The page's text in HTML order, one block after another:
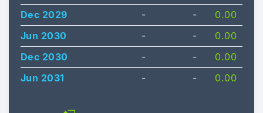
Dec 2029
- -
0.00
Jun 2030
- -
0.00
Dec 2030
- -
0.00
Jun 2031
- - 0.00